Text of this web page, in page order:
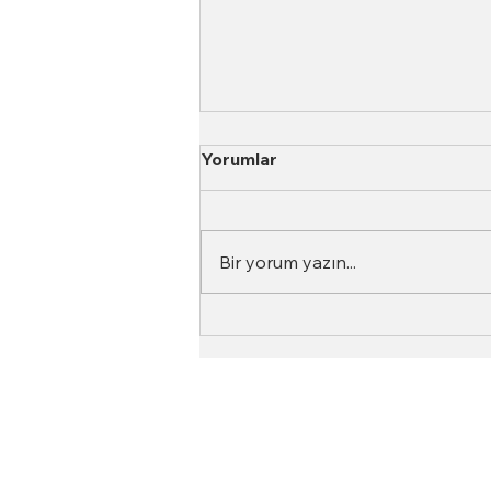
Yorumlar
Bir yorum yazın...